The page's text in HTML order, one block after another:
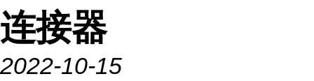
连接器
2022-10-15